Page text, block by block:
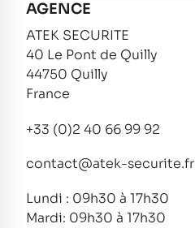
AGENCE
ATEK SECURITE
40 Le Pont de Quilly
44750 Quilly
France
+33 (0)2 40 66 99 92
contact@atek-securite.fr
Lundi : 09h30 à 17h30
Mardi: 09h30 à 17h30